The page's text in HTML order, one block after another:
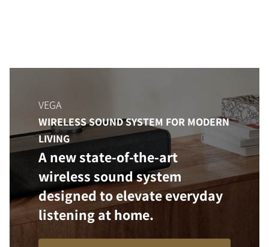
VEGA
WIRELESS SOUND SYSTEM FOR MODERN
LIVING
A new state-of-the-art
wireless sound system
designed to elevate everyday
listening at home.